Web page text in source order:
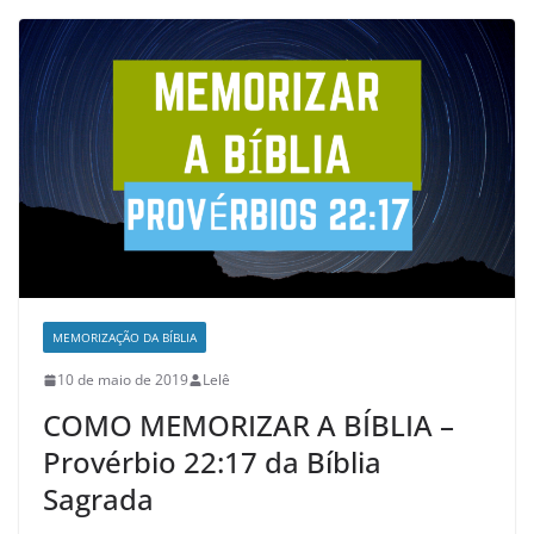
MEMORIZAÇÃO DA BÍBLIA
10 de maio de 2019 Lelê
COMO MEMORIZAR A BÍBLIA –
Provérbio 22:17 da Bíblia
Sagrada